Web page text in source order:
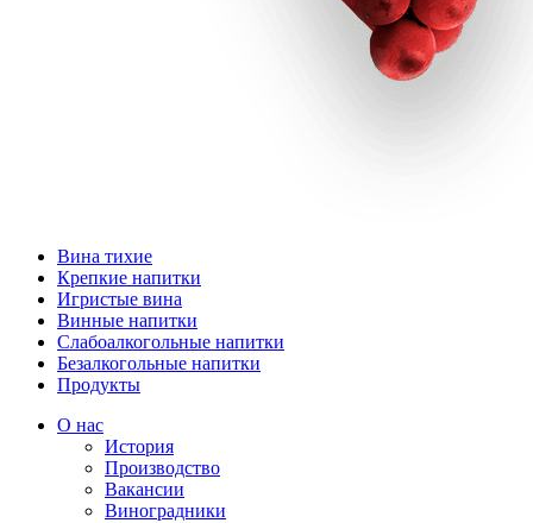
Вина тихие
Крепкие напитки
Игристые вина
Винные напитки
Слабоалкогольные напитки
Безалкогольные напитки
Продукты
О нас
История
Производство
Вакансии
Виноградники